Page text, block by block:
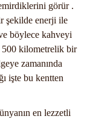
görür .
şekilde enerji ile
böylece kahveyi
500 kilometrelik bir
zamanında
işte bu kentten
en lezzetli